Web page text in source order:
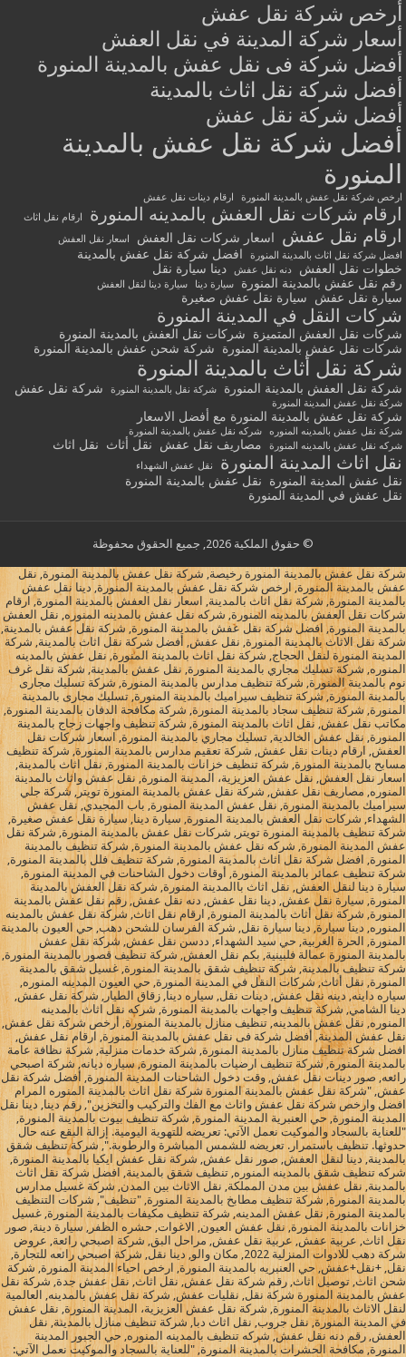
أرخص شركة نقل عفش
أسعار شركة المدينة في نقل العفش
أفضل شركة فى نقل عفش بالمدينة المنورة
أفضل شركة نقل اثاث بالمدينة
أفضل شركة نقل عفش
أفضل شركة نقل عفش بالمدينة
المنورة
ارخص شركة نقل عفش بالمدينة المنورة ارقام دينات نقل عفش
ارقام شركات نقل العفش بالمدينه المنورة ارقام نقل اثاث
ارقام نقل عفش اسعار شركات نقل العفش
اسعار نقل العفش
افضل شركة نقل اثاث بالمدينة المنورة
افضل شركة نقل عفش بالمدينة
خطوات نقل العفش
دنه نقل عفش
دينا سيارة نقل
رقم نقل عفش بالمدينة المنورة
سيارة دينا سيارة دينا لنقل العفش
سيارة نقل عفش سيارة نقل عفش صغيرة
شركات النقل في المدينة المنورة
شركات نقل العفش المتميزة
شركات نقل العفش بالمدينة المنورة
شركات نقل عفش بالمدينة المنورة
شركة شحن عفش بالمدينة المنورة
شركة نقل أثاث بالمدينة المنورة
شركة نقل العفش بالمدينة المنورة شركة نقل بالمدينة المنورة شركة نقل عفش
شركة نقل عفش المدينة المنورة
شركة نقل عفش بالمدينة المنورة مع أفضل الاسعار
شركة نقل عفش بالمدينه المنوره
شركه نقل عفش بالمدينة المنورة
شركه نقل عفش بالمدينه المنورة
مصاريف نقل عفش نقل أثاث نقل اثاث
نقل اثاث المدينة المنورة نقل عفش الشهداء
نقل عفش المدينة المنورة
نقل عفش بالمدينة المنورة
نقل عفش في المدينة المنورة
© حقوق الملكية 2026, جميع الحقوق محفوظة
شركة نقل عفش بالمدينة المنورة رخيصة, شركة نقل عفش بالمدينة المنورة, نقل
عفش بالمدينة المنورة, ارخص شركة نقل عفش بالمدينة المنورة, دينا نقل عفش
بالمدينة المنورة, شركة نقل اثاث بالمدينة, اسعار نقل العفش بالمدينة المنورة, ارقام
شركات نقل العفش بالمدينه المنورة, شركه نقل عفش بالمدينه المنوره, نقل العفش
بالمدينة المنورة, افضل شركة نقل عفش بالمدينة المنورة, شركة نقل عفش بالمدينة,
شركة نقل الاثاث بالمدينة المنورة, نقل عفش, أفضل شركة نقل اثاث بالمدينة, شركة
المدينة المنورة لنقل الحجاج, شركة نقل اثاث بالمدينة المنورة, نقل عفش بالمدينه
المنوره, شركة تسليك مجاري بالمدينة المنورة, نقل عفش بالمدينة, شركة نقل غرف
نوم بالمدينة المنورة, شركة تنظيف مدارس بالمدينة المنورة, شركة تسليك مجارى
بالمدينة المنورة, شركة تنظيف سيراميك بالمدينة المنورة, تسليك مجارى بالمدينة
المنورة, شركة تنظيف سجاد بالمدينة المنورة, شركة مكافحة الدفان بالمدينة المنورة,
مكاتب نقل عفش, نقل اثاث بالمدينة المنورة, شركة تنظيف واجهات زجاج بالمدينة
المنورة, نقل عفش الخالدية, تسليك مجاري بالمدينة المنورة, اسعار شركات نقل
العفش, ارقام دينات نقل عفش, شركة تعقيم مدارس بالمدينة المنورة, شركة تنظيف
مسابح بالمدينة المنورة, شركة تنظيف خزانات بالمدينة المنورة, نقل اثاث بالمدينة,
اسعار نقل العفش, نقل عفش العزيزية، المدينة المنورة, نقل عفش واثاث بالمدينة
المنوره, مصاريف نقل عفش, شركة نقل عفش بالمدينة المنورة تويتر, شركة جلي
سيراميك بالمدينة المنورة, نقل عفش المدينة المنورة, باب المجيدي, نقل عفش
الشهداء, شركات نقل العفش بالمدينة المنورة, سيارة دينا, سيارة نقل عفش صغيرة,
شركة تنظيف بالمدينة المنورة تويتر, شركات نقل عفش بالمدينة المنورة, شركة نقل
عفش المدينة المنورة, شركه نقل عفش بالمدينة المنورة, شركة تنظيف بالمدينة
المنورة, افضل شركة نقل اثاث بالمدينة المنورة, شركة تنظيف فلل بالمدينة المنورة,
شركة تنظيف عمائر بالمدينة المنورة, أوقات دخول الشاحنات في المدينة المنورة,
سيارة دينا لنقل العفش, نقل اثاث باالمدينة المنورة, شركة نقل العفش بالمدينة
المنورة, سيارة نقل عفش, دينا نقل عفش, دنه نقل عفش, رقم نقل عفش بالمدينة
المنورة, شركة نقل أثاث بالمدينة المنورة, ارقام نقل اثاث, شركة نقل عفش بالمدينه
المنوره, دينا سيارة, دينا سيارة نقل, شركة الفرسان للشحن دهب, حي العيون بالمدينة
المنورة, الحرة الغربية, حي سيد الشهداء, ددسن نقل عفش, شركة نقل عفش
بالمدينة المنورة عمالة فلبينية, بكم نقل العفش, شركة تنظيف قصور بالمدينة المنورة,
شركة تنظيف بالمدينة, شركة تنظيف شقق بالمدينة المنورة, غسيل شقق بالمدينة
المنورة, نقل أثاث, شركات النقل في المدينة المنورة, حي العيون المدينه المنوره,
سياره داينه, دينه نقل عفش, دينات نقل, سياره دينا, زقاق الطيار, شركة نقل عفش,
دينا الشامي, شركة تنظيف واجهات بالمدينة المنورة, شركه نقل اثاث بالمدينه
المنوره, نقل عفش بالمدينه, تنظيف منازل بالمدينة المنورة, أرخص شركة نقل عفش,
نقل عفش المدينة, أفضل شركة فى نقل عفش بالمدينة المنورة, ارقام نقل عفش,
افضل شركة تنظيف منازل بالمدينة المنورة, شركة خدمات منزلية, شركة نظافة عامة
بالمدينة المنورة, شركة تنظيف ارضيات بالمدينة المنورة, سياره ديانه, شركة اصبحي
رائعه, صور دينات نقل عفش, وقت دخول الشاحنات المدينة المنورة, أفضل شركة نقل
عفش, "شركة نقل عفش بالمدينة المنورة شركة نقل اثاث بالمدينة المنوره المرام
افضل وارخص شركة نقل عفش واثاث مع الفك والتركيب والتخزين", رقم دينا, دينا نقل
المدينة المنورة, حي العنبرية المدينة المنورة, شركة تنظيف بيوت بالمدينة المنورة,
"للعناية بالسجاد والموكيت نعمل الآتي: تعريضه للتهوية اليومية. إزالة البقع عنه حال
حدوثها. تنظيف باستمرار. تعريضه للشمس المباشرة والرطوبة.", شركة تنظيف شقق
بالمدينة, دينا لنقل العفش, صور نقل عفش, شركة نقل عفش ايكيا بالمدينة المنورة,
شركه تنظيف شقق بالمدينه المنوره, تنظيف شقق بالمدينة, افضل شركة نقل اثاث
بالمدينة, نقل عفش بين مدن المملكة, نقل الاثاث بين المدن, شركة غسيل مدارس
بالمدينة المنورة, شركة تنظيف مطابخ بالمدينة المنورة, "تنظيف", شركات التنظيف
بالمدينة المنورة, نقل عفش المدينه, شركة تنظيف مكيفات بالمدينة المنورة, غسيل
خزانات بالمدينة المنورة, نقل عفش العيون, الاغوات, حشره الظفر, سيارة دينة, صور
نقل اثاث, عربية عفش, عربية نقل عفش, مراحل البق, شركة اصبحي رائعة, عروض
شركة دهب للادوات المنزلية 2022, مكان والو, دينا نقل, شركة اصبحي رائعه للتجارة,
نقل, +نقل+عفش, حي العنبريه بالمدينة المنورة, ارخص احياء المدينة المنورة, شركة
شحن اثاث, توصيل اثاث, رقم شركة نقل عفش, نقل اثاث, نقل عفش جدة, شركة نقل
عفش بالمدينة المنورة شركة نقل, نقليات عفش, شركة نقل عفش بالمدينه, العالمية
لنقل الاثاث بالمدينة المنورة, شركة نقل عفش العزيزية، المدينة المنورة, نقل عفش
في المدينة المنورة, نقل جروب, نقل اثاث دبا, شركة تنظيف منازل بالمدينة, نقل
العفش, رقم دنه نقل عفش, شركه تنظيف بالمدينه المنوره, حي الجبور المدينة
المنورة, مكافحة الحشرات بالمدينة المنورة, "للعناية بالسجاد والموكيت نعمل الآتي: